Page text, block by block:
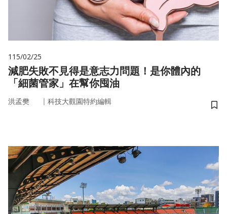
115/02/25
減肥失敗不見得是意志力問題！是你體內的
「細菌管家」在幫你囤油
洪孟樊 ｜ 科技大觀園特約編輯
儲